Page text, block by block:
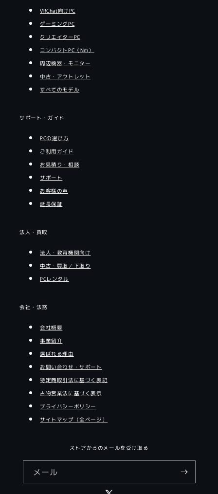
VRChat向けPC
ゲーミングPC
クリエイターPC
コンパクトPC（Nm）
周辺機器・モニター
中古・アウトレット
すべてのモデル
サポート・ガイド
PCの選び方
ご利用ガイド
お見積り・相談
サポート
お客様の声
延長保証
法人・買取
法人・教育機関向け
中古・買取／下取り
PCレンタル
会社・法務
会社概要
事業紹介
選ばれる理由
お問い合わせ・サポート
特定商取引法に基づく表記
古物営業法に基づく表示
プライバシーポリシー
サイトマップ（全ページ）
ストアからのメールを受け取る
メール